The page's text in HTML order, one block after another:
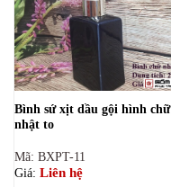
Bình sứ xịt dầu gội hình chữ
nhật to
Mã: BXPT-11
Giá: Liên hệ